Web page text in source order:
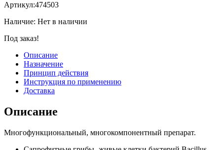
Артикул:474503
Наличие: Нет в наличии
Под заказ!
Описание
Назначение
Принцип действия
Инструкция по применению
Доставка
Описание
Многофункциональный, многокомпонентный препарат.